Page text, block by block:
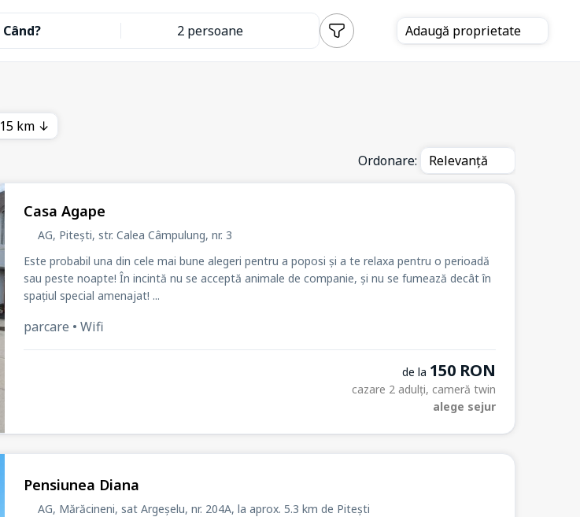
Când? 2 persoane Adaugă proprietate
15 km ↓
Ordonare:
Relevanță
Casa Agape
AG, Pitești, str. Calea Câmpulung, nr. 3
Este probabil una din cele mai bune alegeri pentru a poposi și a te relaxa pentru o perioadă
sau peste noapte! În incintă nu se acceptă animale de companie, și nu se fumează decât în
spațiul special amenajat! ...
parcare • Wifi
de la 150 RON
cazare 2 adulți, cameră twin
alege sejur
Pensiunea Diana
AG, Mărăcineni, sat Argeșelu, nr. 204A, la aprox. 5.3 km de Pitești